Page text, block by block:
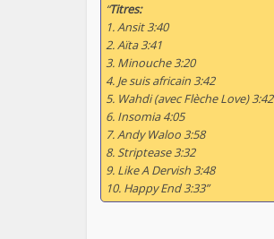
“Titres:
1. Ansit 3:40
2. Aïta 3:41
3. Minouche 3:20
4. Je suis africain 3:42
5. Wahdi (avec Flèche Love) 3:42
6. Insomia 4:05
7. Andy Waloo 3:58
8. Striptease 3:32
9. Like A Dervish 3:48
10. Happy End 3:33”